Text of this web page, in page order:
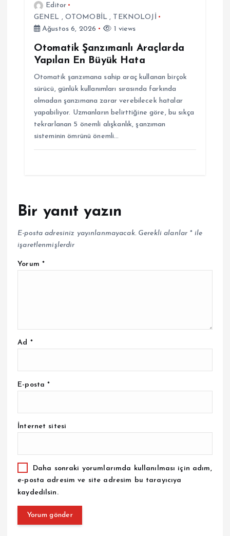
Editor
GENEL , OTOMOBİL , TEKNOLOJİ
Ağustos 6, 2026
1 views
Otomatik Şanzımanlı Araçlarda
Yapılan En Büyük Hata
Otomatik şanzımana sahip araç kullanan birçok
sürücü, günlük kullanımları sırasında farkında
olmadan şanzımana zarar verebilecek hatalar
yapabiliyor. Uzmanların belirttiğine göre, bu sıkça
tekrarlanan 5 önemli alışkanlık, şanzıman
sisteminin ömrünü önemli…
Bir yanıt yazın
E-posta adresiniz yayınlanmayacak. Gerekli alanlar *ile
işaretlenmişlerdir
Yorum *
Ad *
E-posta*
İnternet sitesi
Daha sonraki yorumlarımda kullanılması için adım,
e-posta adresim ve site adresim bu tarayıcıya
kaydedilsin.